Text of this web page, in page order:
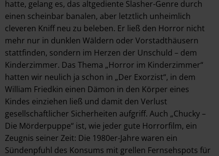
hatte, gelang es, das altgediente Slasher-Genre durch
einen scheinbar banalen, aber letztlich unheimlich
cleveren Kniff neu zu beleben. Er ließ den Horror nicht
mehr nur in dunklen Wäldern oder Vorstadthäusern
stattfinden, sondern im Herzen der Unschuld – dem
Kinderzimmer. Das Thema „Horror im Kinderzimmer“
hatten wir neulich ja schon in „Der Exorzist“, in dem
William Friedkin einen Dämon in den Körper eines
Kindes einziehen ließ und damit den Verlust
gesellschaftlicher Sicherheiten aufgriff. Auch „Chucky –
Die Mörderpuppe“ ist, wie jeder gute Horrorfilm, ein
Zeugnis seiner Zeit: Die 1980er-Jahre waren ein
Sündenpfuhl des Konsums mit grellen Fernsehspots für